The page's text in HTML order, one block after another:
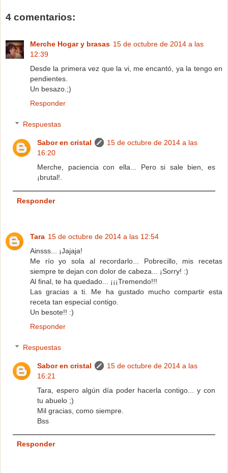
4 comentarios:
Merche Hogar y brasas 15 de octubre de 2014 a las
12:39
Desde la primera vez que la vi, me encantó, ya la tengo en
pendientes.
Un besazo.;)
Responder
Respuestas
Sabor en cristal
15 de octubre de 2014 a las
16:20
Merche, paciencia con ella... Pero si sale bien, es
¡brutal!.
Responder
Tara 15 de octubre de 2014 a las 12:54
Ainsss... ¡Jajaja!
Me río yo sola al recordarlo... Pobrecillo, mis recetas
siempre te dejan con dolor de cabeza... ¡Sorry! :)
Al final, te ha quedado... ¡¡¡Tremendo!!!
Las gracias a ti. Me ha gustado mucho compartir esta
receta tan especial contigo.
Un besote!! :)
Responder
Respuestas
Sabor en cristal
15 de octubre de 2014 a las
16:21
Tara, espero algún día poder hacerla contigo... y con
tu abuelo ;)
Mil gracias, como siempre.
Bss
Responder